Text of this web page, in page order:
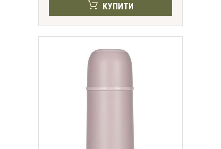
КУПИТИ